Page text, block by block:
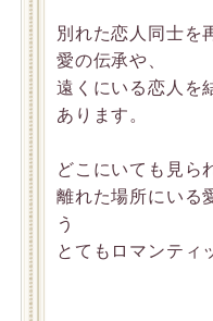
別れた恋人同士を
愛の伝承や、
遠くにいる恋人を
あります。
どこにいても見ら
離れた場所にいる
う
とてもロマンティ